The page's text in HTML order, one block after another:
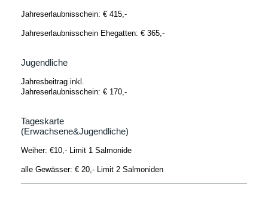
Jahreserlaubnisschein: € 415,-
Jahreserlaubnisschein Ehegatten: € 365,-
Jugendliche
Jahresbeitrag inkl.
Jahreserlaubnisschein: € 170,-
Tageskarte
(Erwachsene&Jugendliche)
Weiher: €10,- Limit 1 Salmonide
alle Gewässer: € 20,- Limit 2 Salmoniden